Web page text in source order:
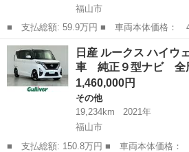
福山市
■ 支払総額: 59.9万円 ■ 車両本体価格： 492,000 円 ■ メーカー
名： 日産 ■ 車種名： デイズルークス
セレクション 両側電動ドア 全周囲カメ
ム 禁煙車 ド...
広島 福山市 デイズ
日産 ルークス ハイ
車 純正９型ナビ 全
1,460,000円
その他
19,234km
2021年
福山市
■ 支払総額: 150.8万円 ■ 車両本体価格： 1,460,000 円 ■ メーカ